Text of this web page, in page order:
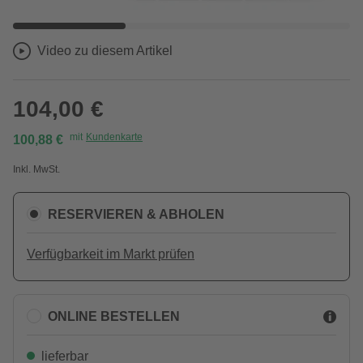
Video zu diesem Artikel
104,00 €
100,88 € mit Kundenkarte
Inkl. MwSt.
RESERVIEREN & ABHOLEN
Verfügbarkeit im Markt prüfen
ONLINE BESTELLEN
lieferbar